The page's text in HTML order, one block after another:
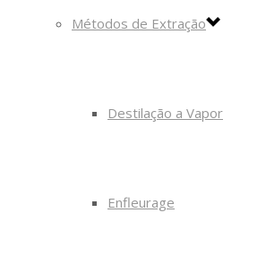
Métodos de Extração
Destilação a Vapor
Enfleurage